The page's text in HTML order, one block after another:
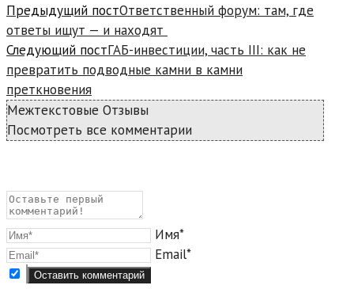
Предыдущий постОтветственный форум: там, где
ответы ищут — и находят
Следующий постГАБ-инвестиции, часть III: как не
превратить подводные камни в камни
преткновения
Межтекстовые Отзывы
Посмотреть все комментарии
Имя*
Email*